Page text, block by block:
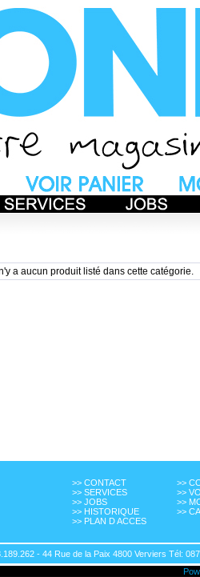
n'y a aucun produit listé dans cette catégorie.
>> CONTACT
>> SERVICES
>> JOBS
>> HISTORIQUE
>> PLAN D ACCES
>>
>>
>>
>>
- 44 Rue de la Paix 4800 Verviers Tél: